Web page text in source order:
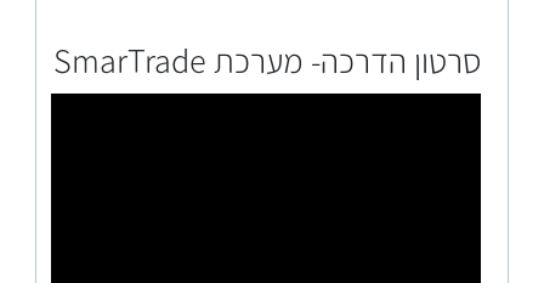
סרטון הדרכה- מערכת SmarTrade